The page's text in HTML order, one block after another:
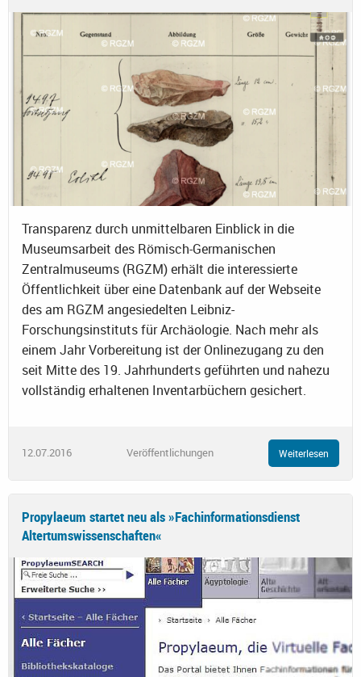
Transparenz durch unmittelbaren Einblick in die
Museumsarbeit des Römisch-Germanischen
Zentralmuseums (RGZM) erhält die interessierte
Öffentlichkeit über eine Datenbank auf der Webseite
des am RGZM angesiedelten Leibniz-
Forschungsinstituts für Archäologie. Nach mehr als
einem Jahr Vorbereitung ist der Onlinezugang zu den
seit Mitte des 19. Jahrhunderts geführten und nahezu
vollständig erhaltenen Inventarbüchern gesichert.
12.07.2016 Veröffentlichungen Weiterlesen
Propylaeum startet neu als »Fachinformationsdienst
Altertumswissenschaften«